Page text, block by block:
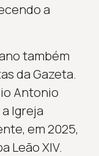
a
também
da Gazeta.
Antonio
Igreja
em 2025,
Leão XIV.